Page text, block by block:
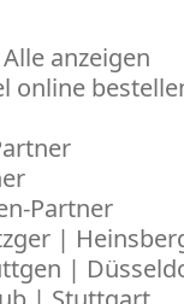
Alle anzeigen
online
Partner
|
|